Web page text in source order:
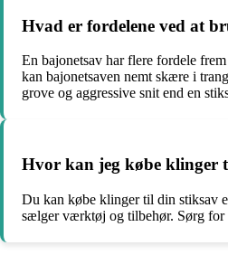
Hvad er fordelene ved at
En bajonetsav har flere fordele
kan bajonetsaven nemt skære i
grove og aggressive snit end en
Hvor kan jeg købe klinger
Du kan købe klinger til din stiksav
sælger værktøj og tilbehør. Sørg for